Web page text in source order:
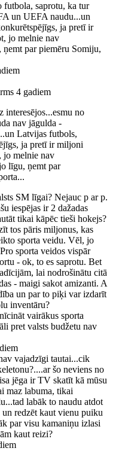
futbola, saprotu, ka tur
un UEFA naudu...un
ja pretī ir
jo melnie nav
par piemēru Somiju,
4 gadiem
interesējos...esmu no
nav jāgulda -
Latvijas futbols,
ja pretī ir miljoni
jo melnie nav
līgu, ņemt par
SM līgai? Nejauc p ar p.
iespējas ir 2 dažadas
tikai kāpēc tieši hokejs?
tos pāris miljonus, kas
sporta veidu. Vēl, jo
sporta veidos vispār
- ok, to es saprotu. Bet
lai nodrošinātu citā
- maigi sakot amizanti. A
un par to piķi var izdarīt
inventāru?
vairākus sporta
pret valsts budžetu nav
vajadzīgi tautai...cik
šo neviens no
jēga ir TV skatīt kā mūsu
maz labuma, tikai
labāk to naudu atdot
redzēt kaut vienu puiku
par visu kamaniņu izlasi
kaut reizi?